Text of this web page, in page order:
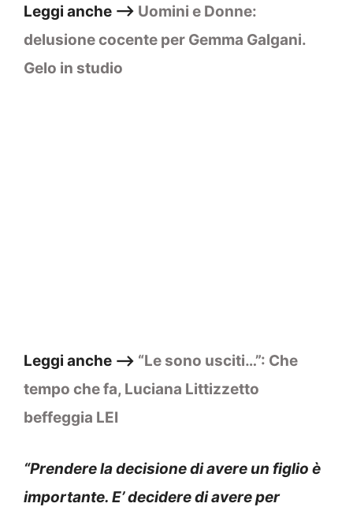
Leggi anche –> Uomini e Donne:
delusione cocente per Gemma Galgani.
Gelo in studio
Leggi anche –> “Le sono usciti…”: Che
tempo che fa, Luciana Littizzetto
beffeggia LEI
“Prendere la decisione di avere un figlio è
importante. E’ decidere di avere per